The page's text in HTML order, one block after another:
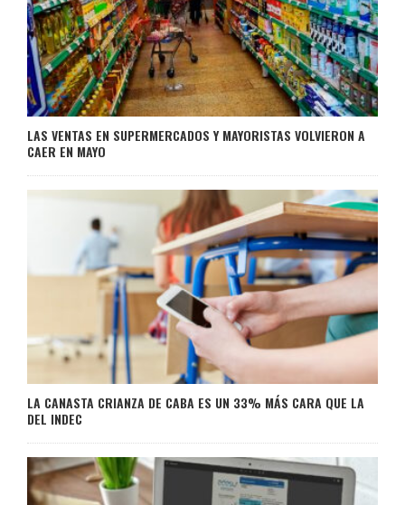
LAS VENTAS EN SUPERMERCADOS Y MAYORISTAS VOLVIERON A
CAER EN MAYO
LA CANASTA CRIANZA DE CABA ES UN 33% MÁS CARA QUE LA
DEL INDEC